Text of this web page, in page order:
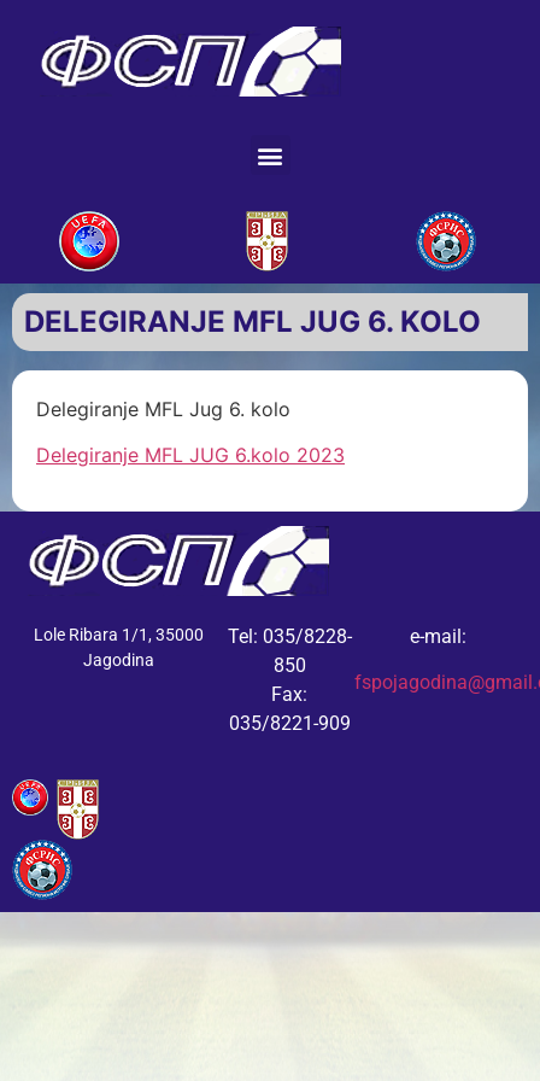
DELEGIRANJE MFL JUG 6. KOLO
Delegiranje MFL Jug 6. kolo
Delegiranje MFL JUG 6.kolo 2023
Lole Ribara 1/1, 35000
Jagodina
Tel: 035/8228-
850
Fax:
035/8221-909
e-mail: